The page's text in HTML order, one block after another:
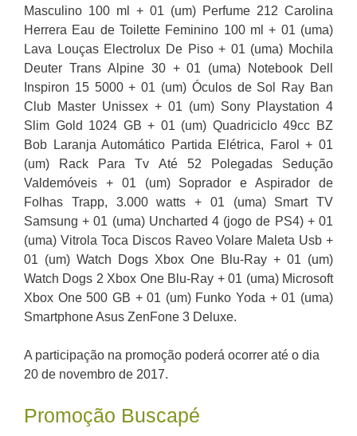
Masculino 100 ml + 01 (um) Perfume 212 Carolina
Herrera Eau de Toilette Feminino 100 ml + 01 (uma)
Lava Louças Electrolux De Piso + 01 (uma) Mochila
Deuter Trans Alpine 30 + 01 (uma) Notebook Dell
Inspiron 15 5000 + 01 (um) Óculos de Sol Ray Ban
Club Master Unissex + 01 (um) Sony Playstation 4
Slim Gold 1024 GB + 01 (um) Quadriciclo 49cc BZ
Bob Laranja Automático Partida Elétrica, Farol + 01
(um) Rack Para Tv Até 52 Polegadas Sedução
Valdemóveis + 01 (um) Soprador e Aspirador de
Folhas Trapp, 3.000 watts + 01 (uma) Smart TV
Samsung + 01 (uma) Uncharted 4 (jogo de PS4) + 01
(uma) Vitrola Toca Discos Raveo Volare Maleta Usb +
01 (um) Watch Dogs Xbox One Blu-Ray + 01 (um)
Watch Dogs 2 Xbox One Blu-Ray + 01 (uma) Microsoft
Xbox One 500 GB + 01 (um) Funko Yoda + 01 (uma)
Smartphone Asus ZenFone 3 Deluxe.
A participação na promoção poderá ocorrer até o dia
20 de novembro de 2017.
Promoção Buscapé